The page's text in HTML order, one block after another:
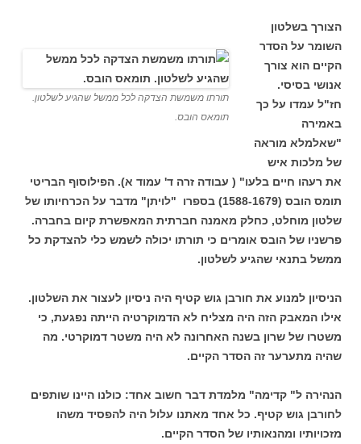
תורתו משמשת הצדקה לכל ממשל שהגיע לשלטון.
תומאס הובס.
הצורך בשלטון
השומר על הסדר
הקיים הוא צורך
אנושי בסיסי.
חז"ל עמדו על כך
באמירה
"שאלמלא מוראה
של מלכות איש
את רעהו חיים בלעו" ( עבודה זרה ד' עמוד א). הפילוסוף הבריטי
תומס הובס (1588-1679) בספרו "לויתן" מדבר על הכרחיותו של
שלטון מוחלט, כחלק מאמנה חברתית המאפשרת קיום בחברה.
פרשניו של הובס אומרים כי תורתו יכולה לשמש כלי להצדקת כל
ממשל בתנאי שהגיע לשלטון.
הניסיון למנוע את חורבן גוש קטיף היה ניסיון לעצור את השלטון.
אילו המאבק הזה היה מצליח לא הדמוקרטיה הייתה נפגעת, כי
משטרו של שרון בשנה האחרונה לא היה משטר דמוקרטי. מה
שהיה מתערער זה הסדר הקיים.
הנהירה ל" קדימה" מלמדת דבר חשוב אחד: כולנו היינו שותפים
לחורבן גוש קטיף. כל אחד מאתנו עלול היה להפסיד משהו
מזכויותיו ומהנאותיו של הסדר הקיים.